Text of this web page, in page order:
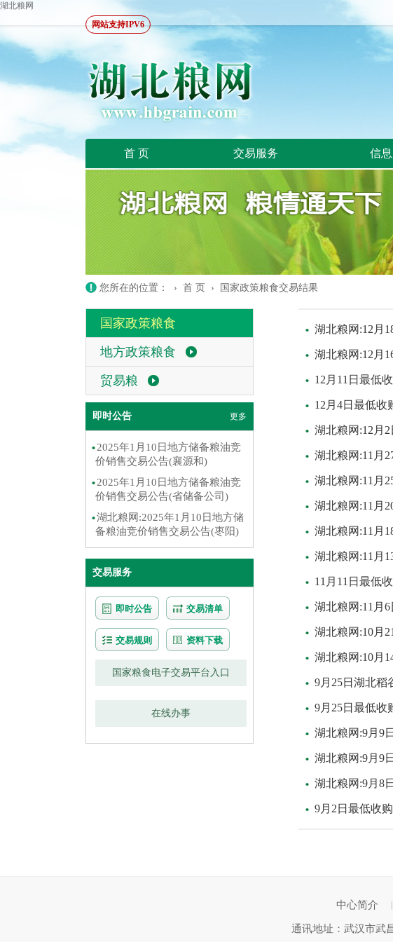
湖北粮网
网站支持IPV6
首 页 交易服务 信
您所在的位置： › 首 页 › 国家政策粮食交易结果
国家政策粮食
地方政策粮食
贸易粮
即时公告 更多
2025年1月10日地方储备粮油竞
价销售交易公告(襄源和)
2025年1月10日地方储备粮油竞
价销售交易公告(省储备公司)
湖北粮网:2025年1月10日地方储
备粮油竞价销售交易公告(枣阳)
交易服务
即时公告 交易清单
交易规则 资料下载
国家粮食电子交易平台入口
在线办事
湖北粮网:12月
湖北粮网:12月
12月11日最低
12月4日最低收
湖北粮网:12月
湖北粮网:11月
湖北粮网:11月
湖北粮网:11月
湖北粮网:11月
湖北粮网:11月
11月11日最低
湖北粮网:11月
湖北粮网:10月
湖北粮网:10月
9月25日湖北稻
9月25日最低收
湖北粮网:9月9
湖北粮网:9月9
湖北粮网:9月8
9月2日最低收
中心简介
通讯地址：武汉市武